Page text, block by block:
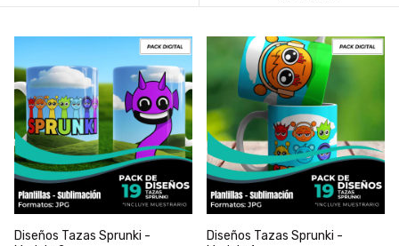
Diseños Tazas Sprunki -
Diseños Tazas Sprunki -